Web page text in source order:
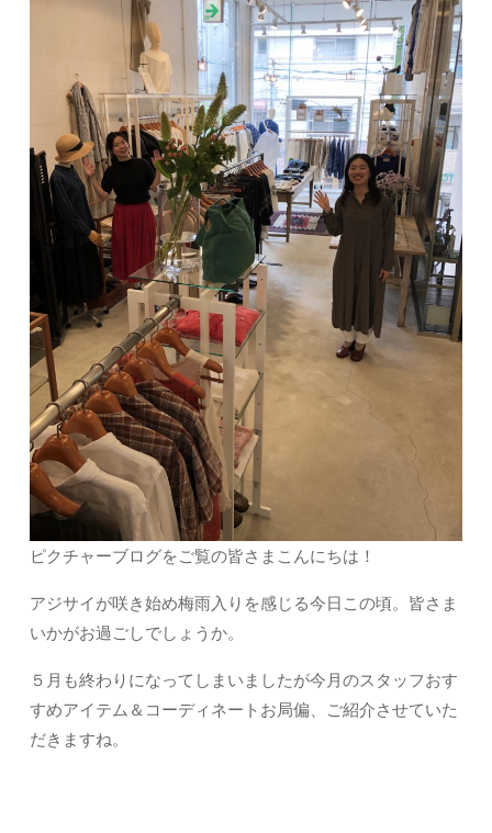
ピクチャーブログをご覧の皆さまこんにちは！
アジサイが咲き始め梅雨入りを感じる今日この頃。皆さま
いかがお過ごしでしょうか。
５月も終わりになってしまいましたが今月のスタッフおす
すめアイテム＆コーディネートお局偏、ご紹介させていた
だきますね。